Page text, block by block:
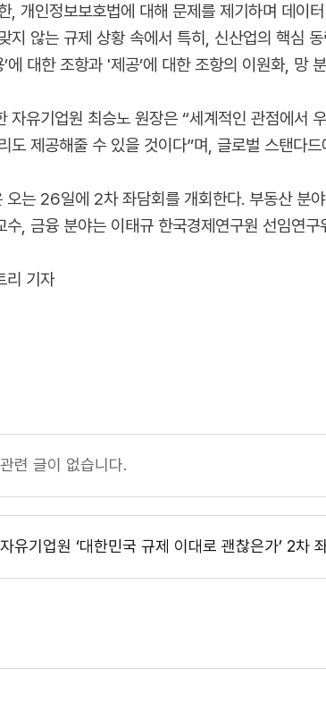
, 개인정보보호법에 대해 문제를 제기하며 데이
지 않는 규제 상황 속에서 특히, 신산업의 핵심
’에 대한 조항과 '제공’에 대한 조항의 이원화, 망
자유기업원 최승노 원장은 “세계적인 관점에서
도 제공해줄 수 있을 것이다”며, 글로벌 스탠다
오는 26일에 2차 좌담회를 개회한다. 부동산 분
수, 금융 분야는 이태규 한국경제연구원 선임연
리 기자
관련 글이 없습니다.
자유기업원 ‘대한민국 규제 이대로 괜찮은가’ 2차